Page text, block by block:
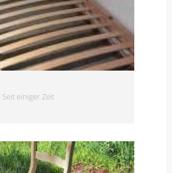
Seit einiger Zeit